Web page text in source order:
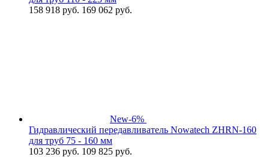
158 918 руб. 169 062 руб.
New-6%
Гидравлический передавливатель Nowatech ZHRN-160
для труб 75 - 160 мм
103 236 руб. 109 825 руб.